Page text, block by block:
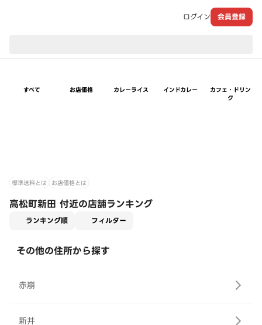
ログイン 会員登録
すべて お店価格 カレーライス インドカレー
カフェ・ドリン
ク
標準送料とは お店価格とは
高松町新田 付近の店舗ランキング
ランキング順 フィルター
その他の住所から探す
赤崩
新井